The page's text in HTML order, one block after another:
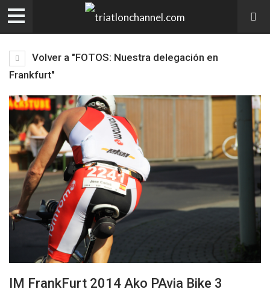
Volver a "FOTOS: Nuestra delegación en
Frankfurt"
IM FrankFurt 2014 Ako PAvia Bike 3